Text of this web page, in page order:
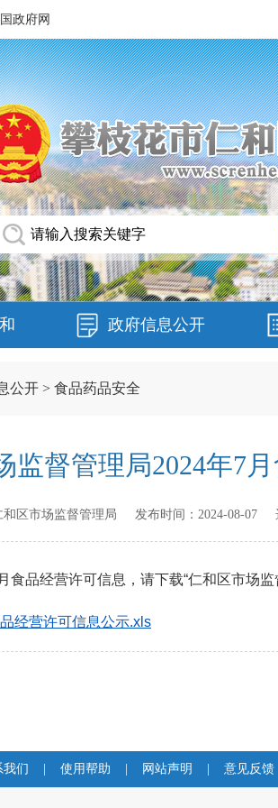
政府网
政府信息公开
公开 > 食品药品安全
监督管理局2024年7
区市场监督管理局 发布时间： 2024-08-07
品经营许可信息，请下载“仁和区市场监
经营许可信息公示.xls
我们 使用帮助 网站声明 意见反馈